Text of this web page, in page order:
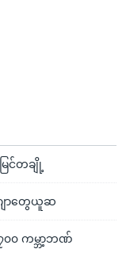
င်တချို့
ဂျာတွေယူဆ
၀ ကမ္ဘာ့ဘဏ်